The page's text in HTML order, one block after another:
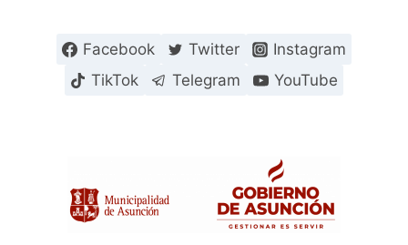
Facebook Twitter
Instagram
TikTok
Telegram YouTube